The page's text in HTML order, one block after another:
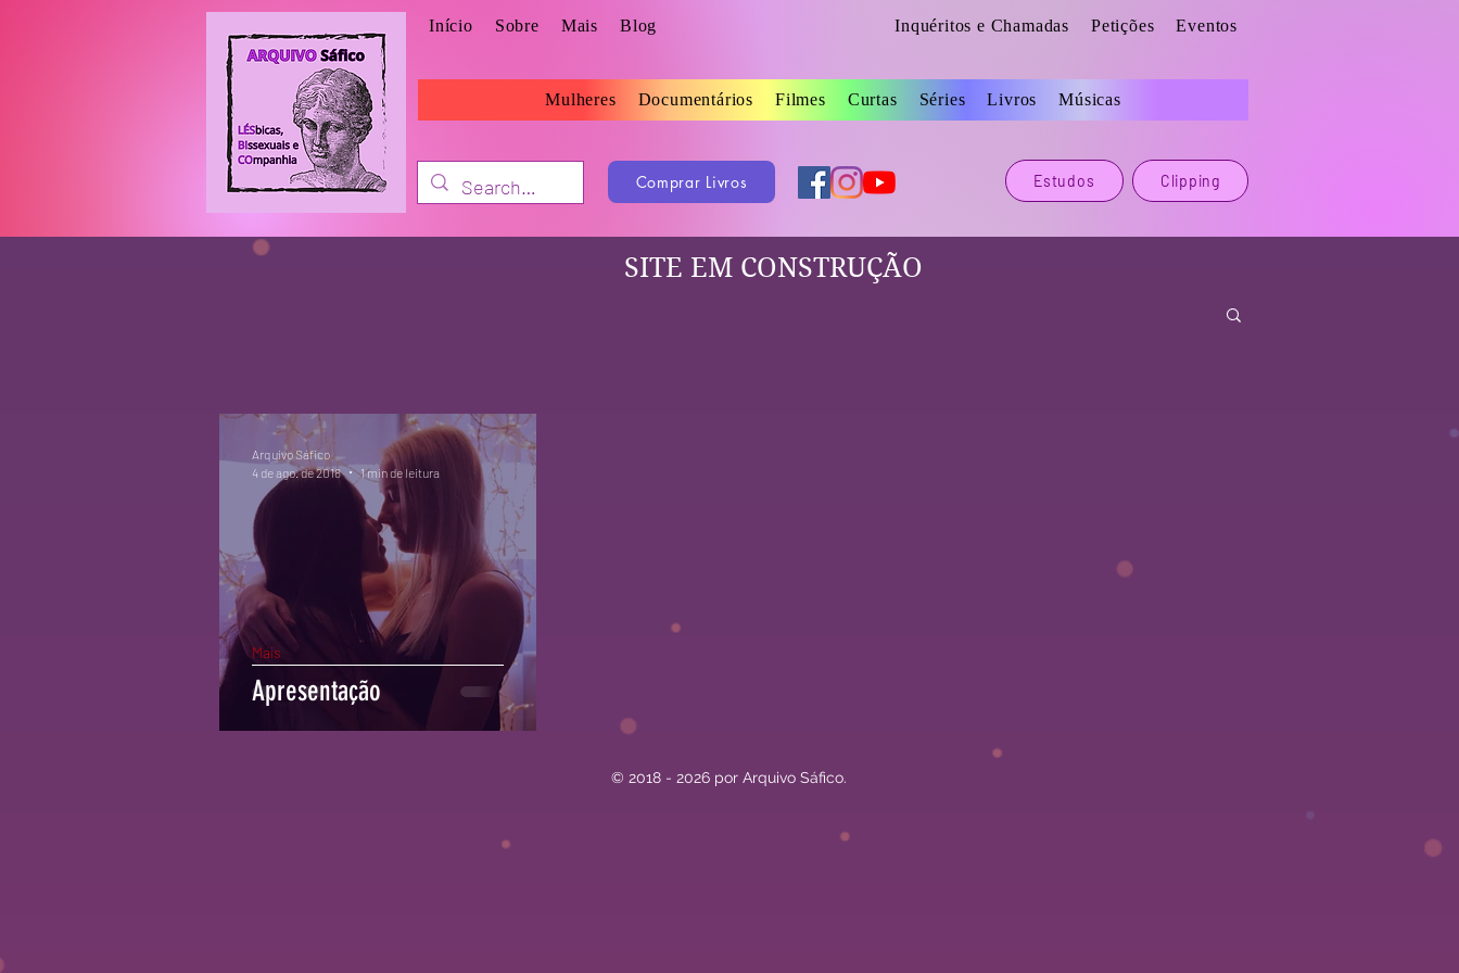
Início Sobre Mais Blog Inquéritos e Chamadas Petições Eventos
Mulheres Documentários Filmes Curtas Séries Livros Músicas
Comprar Livros Estudos Clipping
SITE EM CONSTRUÇÃO
Apresentação
Mais
Arquivo Sáfico
4 de ago. de 2018
1 min de leitura
© 2018 - 2026 por Arquivo Sáfico.